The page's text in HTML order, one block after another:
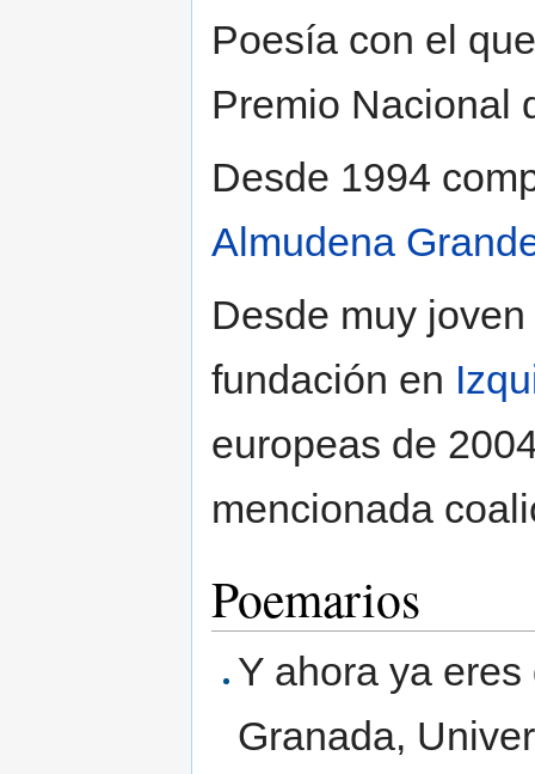
Poesía con el
Premio Nacional
Desde 1994
Almudena
Desde muy
fundación en
europeas de
mencionada
Poemarios
Y ahora ya
Granada,